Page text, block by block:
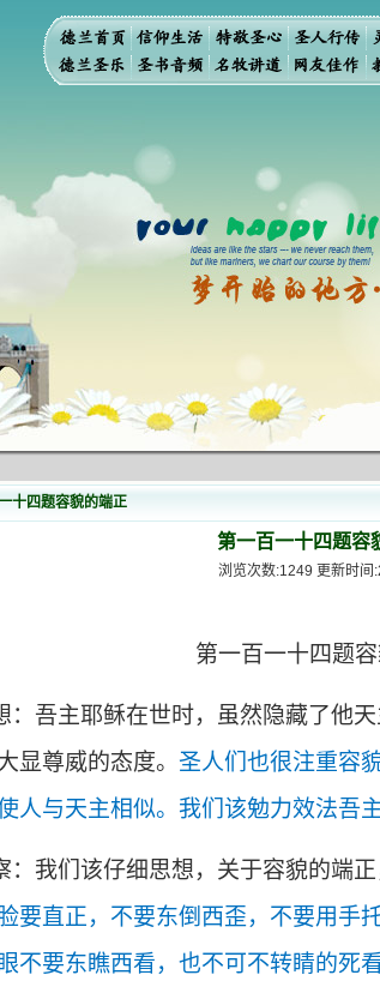
十四题容貌的端正
第一百一十四题容
浏览次数:1249 更新时间
第一百一十四题
：吾主耶稣在世时，虽然隐藏了他
显尊威的态度。 圣人们也很注重容
人与天主相似。我们该勉力效法吾
：我们该仔细思想，关于容貌的端正
要直正，不要东倒西歪，不要用手
不要东瞧西看，也不可不转睛的死